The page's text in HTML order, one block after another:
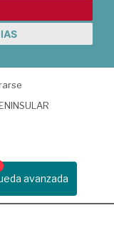
avanzada